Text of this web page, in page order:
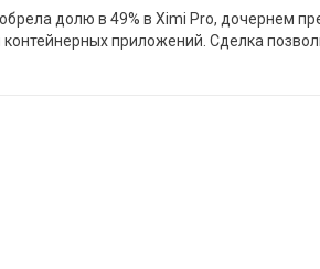
долю в 49% в Ximi Pro, дочернем
приложений. Сделка